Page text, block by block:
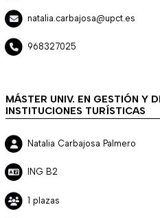
natalia.carbajosa@upct.es
968327025
MÁSTER UNIV. EN GESTIÓN Y
INSTITUCIONES TURÍSTICAS
Natalia Carbajosa Palmero
ING B2
1 plazas